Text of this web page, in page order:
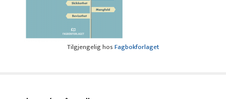
Tilgjengelig hosFagbokforlaget